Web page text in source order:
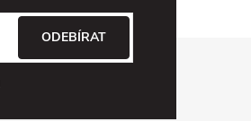
ODEBÍRAT